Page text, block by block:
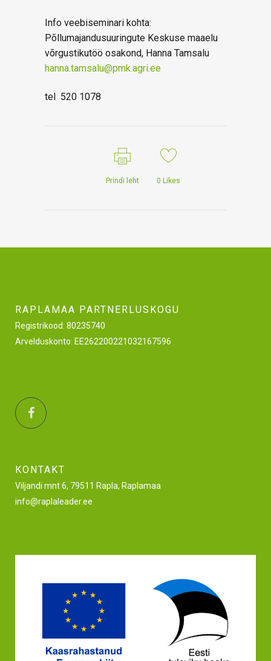
Info veebiseminari kohta:
Põllumajandusuuringute Keskuse maaelu
võrgustikutöö osakond, Hanna Tamsalu
hanna.tamsalu@pmk.agri.ee
tel 520 1078
Prindi leht 0 Likes
RAPLAMAA PARTNERLUSKOGU
Registrikood: 80235740
Arvelduskonto: EE262200221032167596
KONTAKT
Viljandi mnt 6, 79511 Rapla, Raplamaa
info@raplaleader.ee